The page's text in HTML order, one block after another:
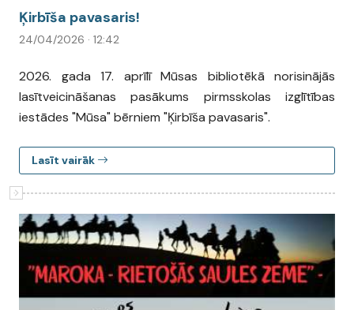
Ķirbīša pavasaris!
24/04/2026 · 12:42
2026. gada 17. aprīlī Mūsas bibliotēkā norisinājās
lasītveicināšanas pasākums pirmsskolas izglītības
iestādes "Mūsa" bērniem "Ķirbīša pavasaris".
Lasīt vairāk